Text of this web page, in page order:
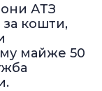
АТЗ
кошти,
майже 50